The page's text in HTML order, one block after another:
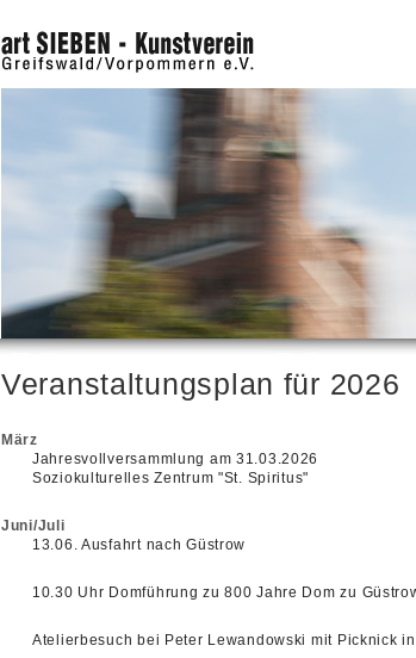
Veranstaltungsplan für 2026
März
Jahresvollversammlung am 31.03.2026
Soziokulturelles Zentrum "St. Spiritus"
Juni/Juli
13.06. Ausfahrt nach Güstrow
10.30 Uhr Domführung zu 800 Jahre Dom zu
Atelierbesuch bei Peter Lewandowski mit Picknick